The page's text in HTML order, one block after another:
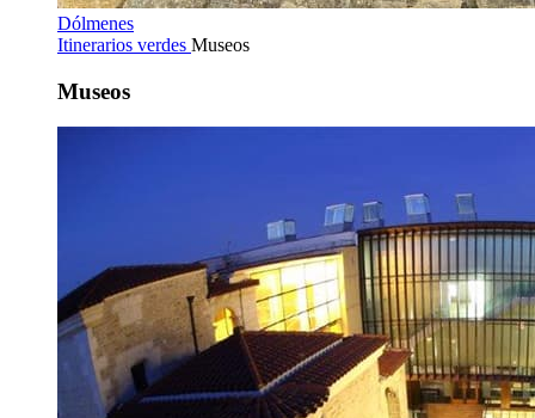
Dólmenes
Itinerarios verdes Museos
Museos